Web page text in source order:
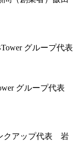
グループ代表